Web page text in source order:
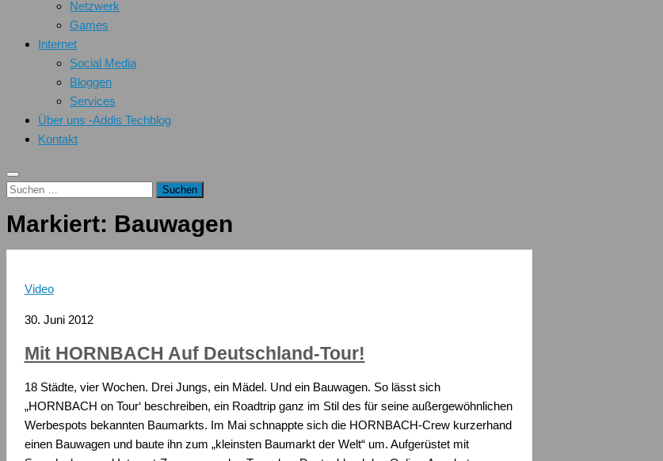
Netzwerk
Games
Internet
Social Media
Bloggen
Services
Über uns -Addis Techblog
Kontakt
Suchen
Markiert: Bauwagen
Video
30. Juni 2012
Mit HORNBACH Auf Deutschland-Tour!
18 Städte, vier Wochen. Drei Jungs, ein Mädel. Und ein Bauwagen. So lässt sich
„HORNBACH on Tour‘ beschreiben, ein Roadtrip ganz im Stil des für seine außergewöhnlichen
Werbespots bekannten Baumarkts. Im Mai schnappte sich die HORNBACH-Crew kurzerhand
einen Bauwagen und baute ihn zum „kleinsten Baumarkt der Welt“ um. Aufgerüstet mit